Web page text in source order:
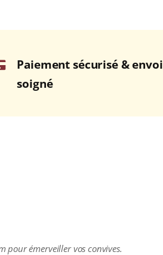
Paiement sécurisé & envoi
soigné
pour émerveiller vos convives.